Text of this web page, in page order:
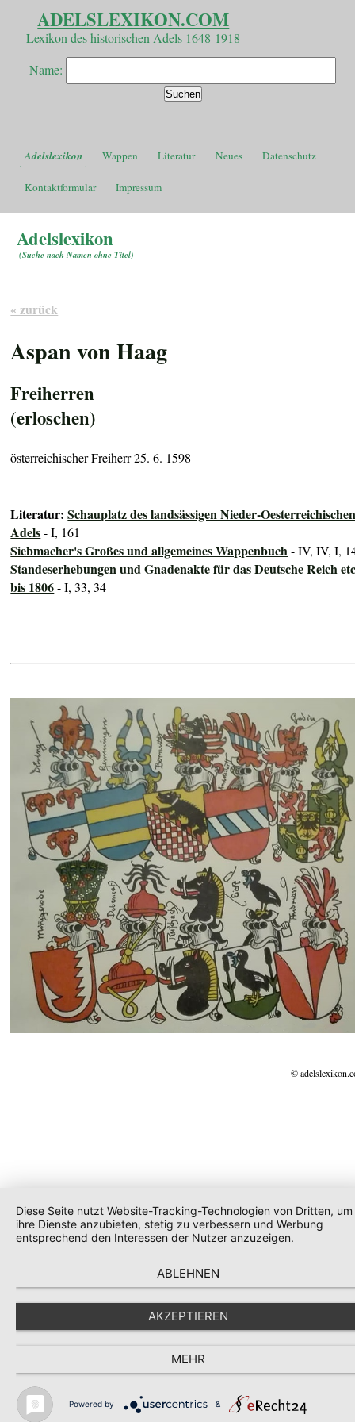
ADELSLEXIKON.COM
Lexikon des historischen Adels 1648-1918
Name:
Adelslexikon Wappen Literatur Neues Datenschutz
Kontaktformular Impressum
Adelslexikon
(Suche nach Namen ohne Titel)
« zurück
Aspan von Haag
Freiherren
(erloschen)
österreichischer Freiherr 25. 6. 1598
Literatur:Schauplatz des landsässigen Nieder-
Adels- I, 161
Siebmacher's Großes und allgemeines Wappenbuch- IV, IV, I,
Standeserhebungen und Gnadenakte für das Deutsche Reich
bis 1806- I, 33, 34
©
Diese Seite nutzt Website-Tracking-Technologien von Dritten, um
ihre Dienste anzubieten, stetig zu verbessern und Werbung
entsprechend den Interessen der Nutzer anzuzeigen.
ABLEHNEN
AKZEPTIEREN
MEHR
Powered by &